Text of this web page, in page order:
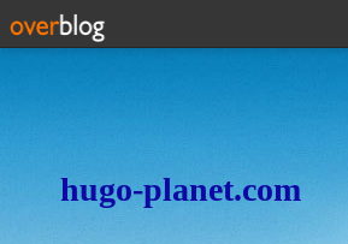
hugo-planet.com